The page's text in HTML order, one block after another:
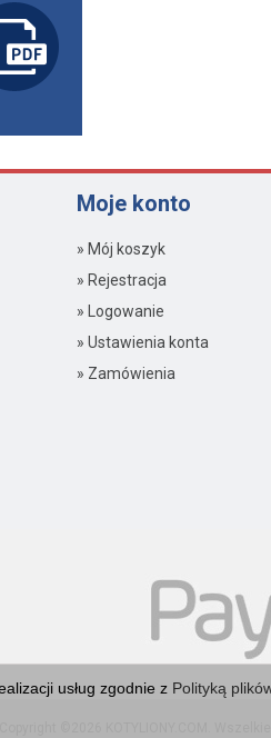
Moje konto
» Mój koszyk
» Rejestracja
» Logowanie
» Ustawienia konta
» Zamówienia
.
usług zgodnie z Polityką